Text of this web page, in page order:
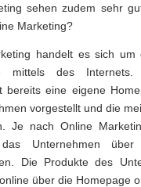
sehen zudem sehr
Marketing?
handelt es sich um
mittels des Internets.
bereits eine eigene
vorgestellt und die
Je nach Online
Unternehmen über
Die Produkte des
über die Homepage